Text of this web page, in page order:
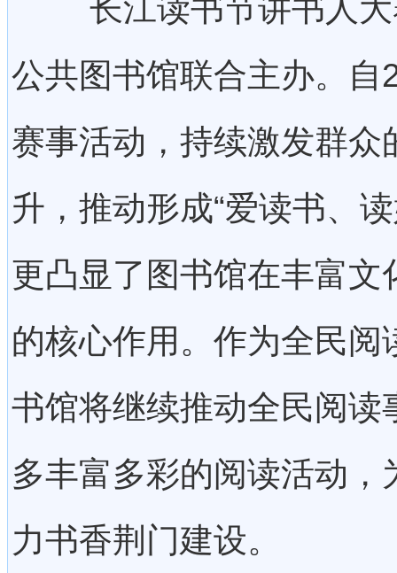
长江读书节讲书人大
公共图书馆联合主办。
赛事活动，持续激发群
升，推动形成“爱读书、
更凸显了图书馆在丰富
的核心作用。作为全民
书馆将继续推动全民阅
多丰富多彩的阅读活动
力书香荆门建设。